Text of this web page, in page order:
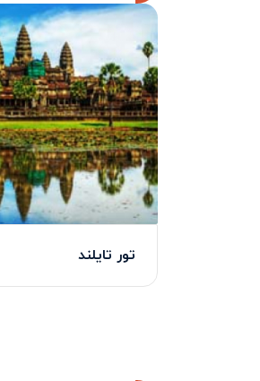
تور تایلند